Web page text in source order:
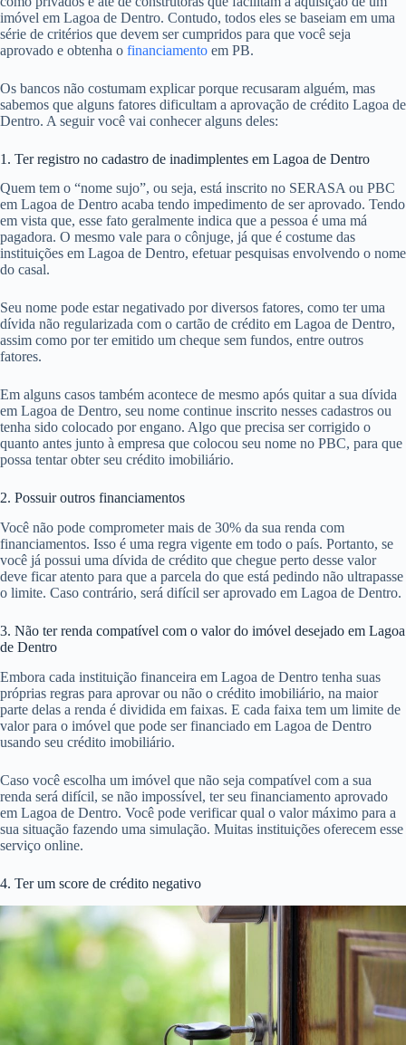
imóvel em Lagoa de Dentro. Contudo, todos eles se baseiam em uma
série de critérios que devem ser cumpridos para que você seja
aprovado e obtenha o financiamento em PB.
Os bancos não costumam explicar porque recusaram alguém, mas
sabemos que alguns fatores dificultam a aprovação de crédito Lagoa de
Dentro. A seguir você vai conhecer alguns deles:
1. Ter registro no cadastro de inadimplentes em Lagoa de Dentro
Quem tem o “nome sujo”, ou seja, está inscrito no SERASA ou PBC
em Lagoa de Dentro acaba tendo impedimento de ser aprovado. Tendo
em vista que, esse fato geralmente indica que a pessoa é uma má
pagadora. O mesmo vale para o cônjuge, já que é costume das
instituições em Lagoa de Dentro, efetuar pesquisas envolvendo o nome
do casal.
Seu nome pode estar negativado por diversos fatores, como ter uma
dívida não regularizada com o cartão de crédito em Lagoa de Dentro,
assim como por ter emitido um cheque sem fundos, entre outros
fatores.
Em alguns casos também acontece de mesmo após quitar a sua dívida
em Lagoa de Dentro, seu nome continue inscrito nesses cadastros ou
tenha sido colocado por engano. Algo que precisa ser corrigido o
quanto antes junto à empresa que colocou seu nome no PBC, para que
possa tentar obter seu crédito imobiliário.
2. Possuir outros financiamentos
Você não pode comprometer mais de 30% da sua renda com
financiamentos. Isso é uma regra vigente em todo o país. Portanto, se
você já possui uma dívida de crédito que chegue perto desse valor
deve ficar atento para que a parcela do que está pedindo não ultrapasse
o limite. Caso contrário, será difícil ser aprovado em Lagoa de Dentro.
3. Não ter renda compatível com o valor do imóvel desejado em Lagoa
de Dentro
Embora cada instituição financeira em Lagoa de Dentro tenha suas
próprias regras para aprovar ou não o crédito imobiliário, na maior
parte delas a renda é dividida em faixas. E cada faixa tem um limite de
valor para o imóvel que pode ser financiado em Lagoa de Dentro
usando seu crédito imobiliário.
Caso você escolha um imóvel que não seja compatível com a sua
renda será difícil, se não impossível, ter seu financiamento aprovado
em Lagoa de Dentro. Você pode verificar qual o valor máximo para a
sua situação fazendo uma simulação. Muitas instituições oferecem esse
serviço online.
4. Ter um score de crédito negativo